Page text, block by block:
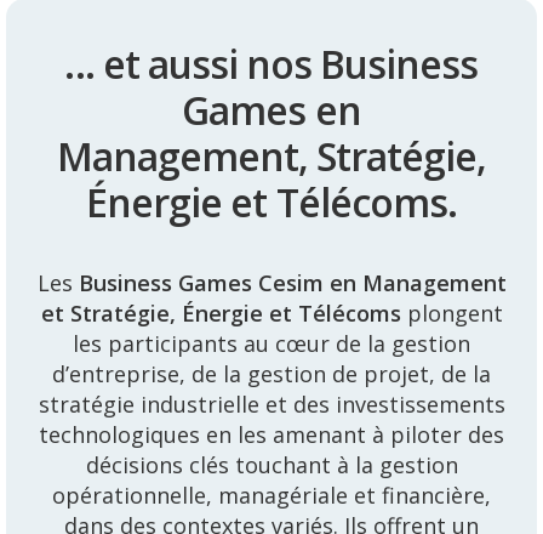
... et aussi nos Business
Games en
Management, Stratégie,
Énergie et Télécoms.
Les Business Games Cesim en Management
et Stratégie, Énergie et Télécoms plongent
les participants au cœur de la gestion
d’entreprise, de la gestion de projet, de la
stratégie industrielle et des investissements
technologiques en les amenant à piloter des
décisions clés touchant à la gestion
opérationnelle, managériale et financière,
dans des contextes variés. Ils offrent un